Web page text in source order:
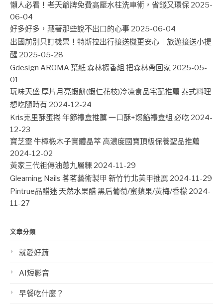
懶人必看！老天爺牌免費高壓水柱洗車術，省錢又環保 2025-
06-04
好多好多，藏著那些說不出口的心事 2025-06-04
出國前別只訂機票！特斯拉出行接送機更安心｜旅遊接送小提
醒 2025-05-28
Gdesign AROMA 葉紙 森林擴香組 把森林帶回家 2025-05-
01
玩味天盛 厚片月亮蝦餅(蝦仁花枝)冷凍食品宅配推薦 泰式料理
想吃隨時有 2024-12-24
Kris克里酥蛋捲 年節禮盒推薦 一口酥+爆餡禮盒組 必吃 2024-
12-23
寶芝靈 牛樟椴木子實體晶萃 高濃度國寶頂級保養聖品推薦
2024-12-02
黃家三代祖傳油蔥九層粿 2024-11-29
Gleaming Nails 茖茗藝術製甲 新竹竹北美甲推薦 2024-11-29
Pintrue品醋迷 天然水果醋 黑后葡萄/蜜蘋果/黃梅/香檬 2024-
11-27
文章分類
就愛好蔬
AI短影音
早餐吃什麼？